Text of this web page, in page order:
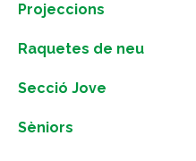
Projeccions
Raquetes de neu
Secció Jove
Sèniors